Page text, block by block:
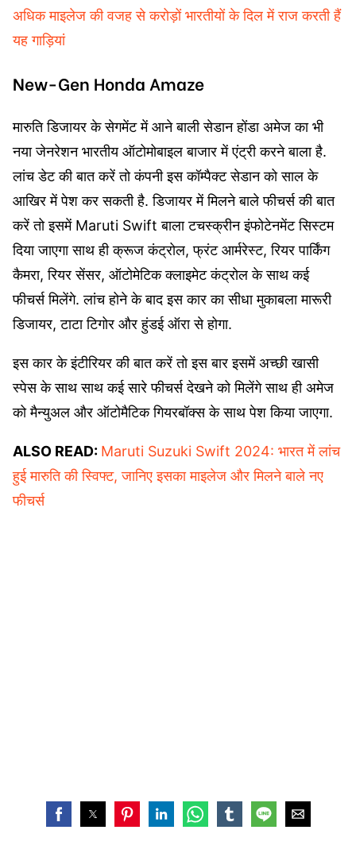
अधिक माइलेज की वजह से करोड़ों भारतीयों के दिल में राज करती हैं
यह गाड़ियां
New-Gen Honda Amaze
मारुति डिजायर के सेगमेंट में आने बाली सेडान होंडा अमेज का भी
नया जेनरेशन भारतीय ऑटोमोबाइल बाजार में एंट्री करने बाला है.
लांच डेट की बात करें तो कंपनी इस कॉम्पैक्ट सेडान को साल के
आखिर में पेश कर सकती है. डिजायर में मिलने बाले फीचर्स की बात
करें तो इसमें Maruti Swift बाला टचस्क्रीन इंफोटेनमेंट सिस्टम
दिया जाएगा साथ ही क्रूज कंट्रोल, फ्रंट आर्मरेस्ट, रियर पार्किंग
कैमरा, रियर सेंसर, ऑटोमेटिक क्लाइमेट कंट्रोल के साथ कई
फीचर्स मिलेंगे. लांच होने के बाद इस कार का सीधा मुकाबला मारूरी
डिजायर, टाटा टिगोर और हुंडई ऑरा से होगा.
इस कार के इंटीरियर की बात करें तो इस बार इसमें अच्छी खासी
स्पेस के साथ साथ कई सारे फीचर्स देखने को मिलेंगे साथ ही अमेज
को मैन्युअल और ऑटोमैटिक गियरबॉक्स के साथ पेश किया जाएगा.
ALSO READ: Maruti Suzuki Swift 2024: भारत में लांच
हुई मारुति की स्विफ्ट, जानिए इसका माइलेज और मिलने बाले नए
फीचर्स